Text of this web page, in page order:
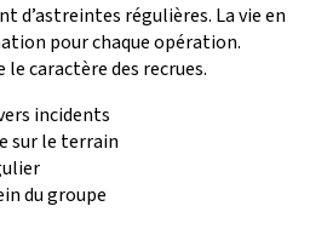
d’astreintes régulières. La vie en
pour chaque opération.
le caractère des recrues.
incidents
sur le terrain
du groupe